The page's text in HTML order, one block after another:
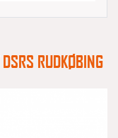
DSRS RUDKØBING